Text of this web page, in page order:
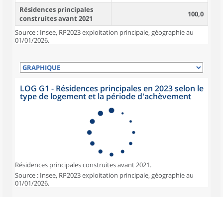
Résidences principales
construites avant 2021
100,0
Source : Insee, RP2023 exploitation principale, géographie au
01/01/2026.
LOG G1 - Résidences principales en 2023 selon le
type de logement et la période d'achèvement
Résidences principales construites avant 2021.
Source : Insee, RP2023 exploitation principale, géographie au
01/01/2026.